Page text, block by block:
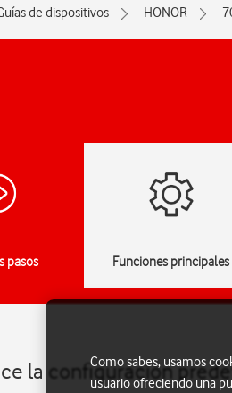
de dispositivos HONOR
pasos Funciones principales
la configuración
Como sabes, usamos
usuario ofreciendo una